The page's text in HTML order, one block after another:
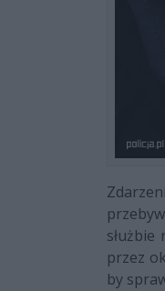
służbie
przez
by